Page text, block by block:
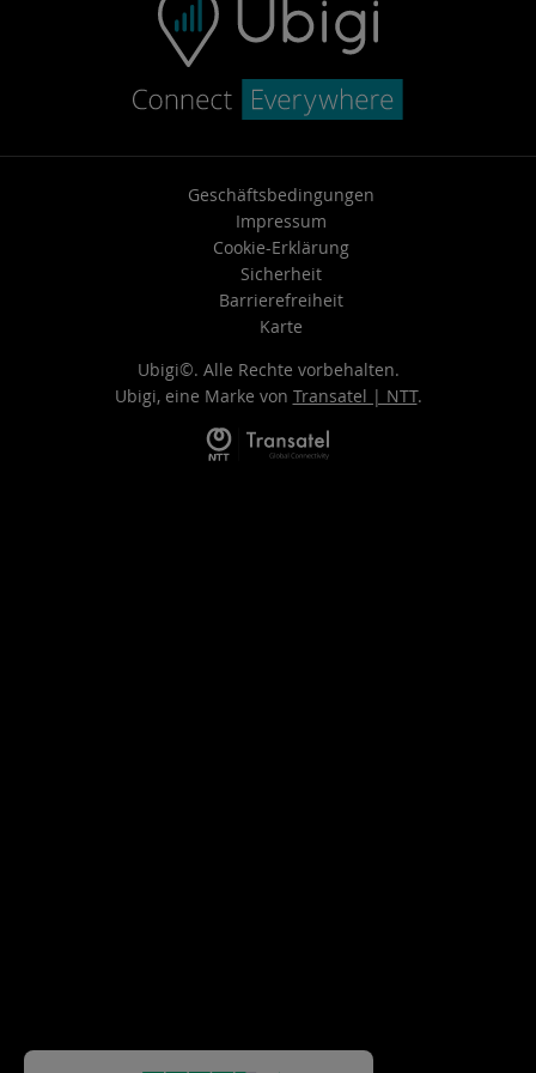
Geschäftsbedingungen
Impressum
Cookie-Erklärung
Sicherheit
Barrierefreiheit
Karte
Ubigi©. Alle Rechte vorbehalten.
Ubigi, eine Marke von Transatel | NTT.